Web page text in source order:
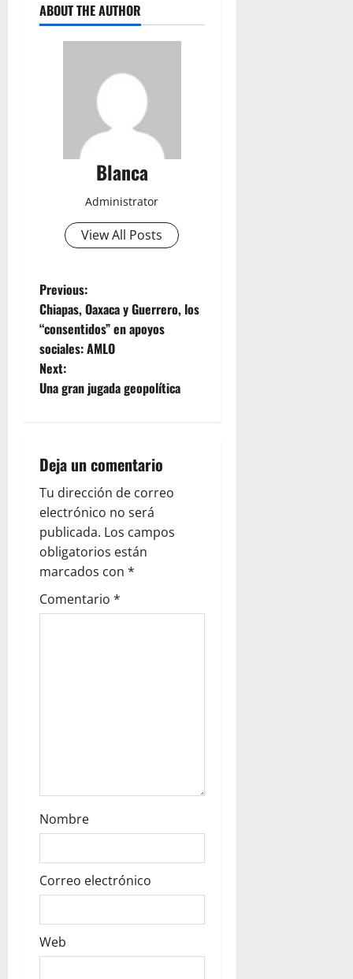
ABOUT THE AUTHOR
Blanca
Administrator
View All Posts
P
o
s
t
a
v
i
g
a
t
Previous:
Chiapas, Oaxaca y Guerrero, los
“consentidos” en apoyos
sociales: AMLO
Next:
Una gran jugada geopolítica
Deja un comentario
Tu dirección de correo
electrónico no será
publicada. Los campos
obligatorios están
marcados con *
Comentario *
Nombre
Correo electrónico
Web